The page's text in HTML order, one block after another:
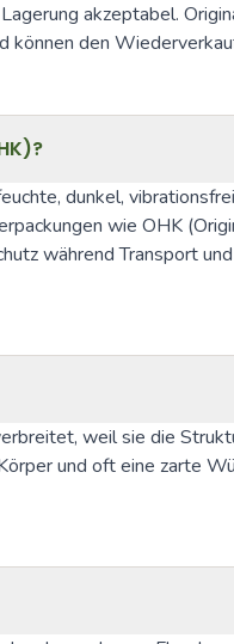
akzeptabel.
können den
dunkel,
wie OHK
während Transport
weil sie die
und oft eine zarte